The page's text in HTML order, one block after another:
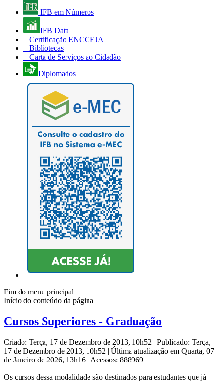
IFB em Números
IFB Data
Certificação ENCCEJA
Bibliotecas
Carta de Serviços ao Cidadão
Diplomados
Fim do menu principal
Início do conteúdo da página
Cursos Superiores - Graduação
Criado: Terça, 17 de Dezembro de 2013, 10h52 | Publicado: Terça,
17 de Dezembro de 2013, 10h52 | Última atualização em Quarta, 07
de Janeiro de 2026, 13h16 | Acessos: 888969
Os cursos dessa modalidade são destinados para estudantes que já